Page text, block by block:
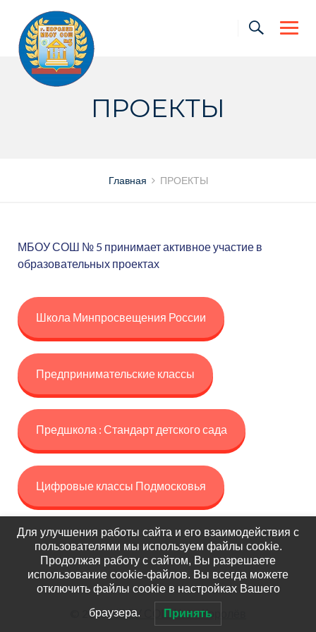
content
ПРОЕКТЫ
Главная ПРОЕКТЫ
МБОУ СОШ № 5 принимает активное участие в
образовательных проектах
Школа Минпросвещения России
Предпринимательские классы
Предшкола : Стандарт детского сада
Цифровые классы Подмосковья
© 2026МБОУ СОШ №5 – Королёв
Для улучшения работы сайта и его взаимодействия с
пользователями мы используем файлы cookie.
Продолжая работу с сайтом, Вы разрешаете
использование cookie-файлов. Вы всегда можете
отключить файлы cookie в настройках Вашего
браузера. Принять